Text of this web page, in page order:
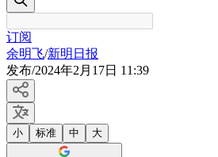
订阅
余明飞/新明日报
发布/2024年2月17日 11:39
小 标准 中 大